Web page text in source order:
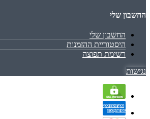
החשבון שלי
החשבון שלי
היסטוריית ההזמנות
רשימת תפוצה
נגישות